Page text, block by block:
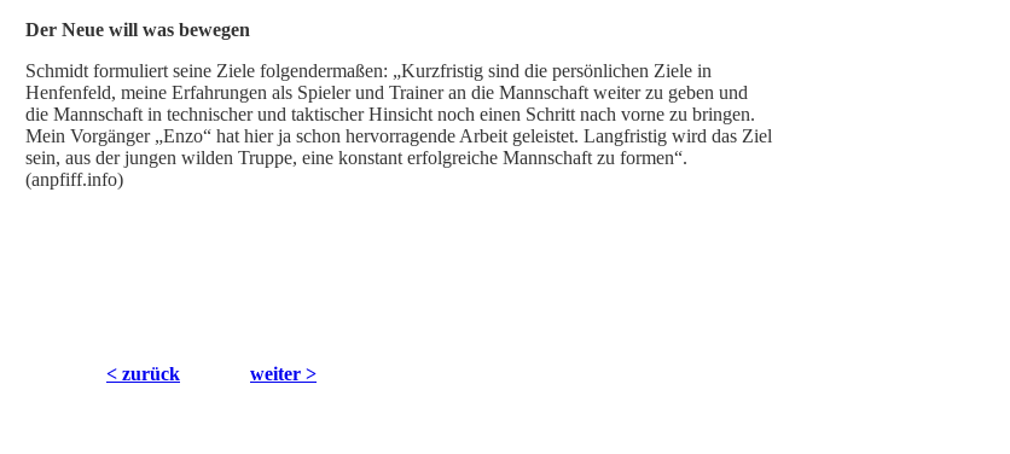
Der Neue will was bewegen
Schmidt formuliert seine Ziele folgendermaßen: „Kurzfristig sind die persönlichen Ziele in
Henfenfeld, meine Erfahrungen als Spieler und Trainer an die Mannschaft weiter zu geben und
die Mannschaft in technischer und taktischer Hinsicht noch einen Schritt nach vorne zu bringen.
Mein Vorgänger „Enzo“ hat hier ja schon hervorragende Arbeit geleistet. Langfristig wird das Ziel
sein, aus der jungen wilden Truppe, eine konstant erfolgreiche Mannschaft zu formen“.
(anpfiff.info)
< zurück
weiter >